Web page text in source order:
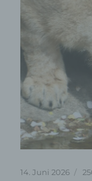
Veröffentlicht
14. Juni 2026